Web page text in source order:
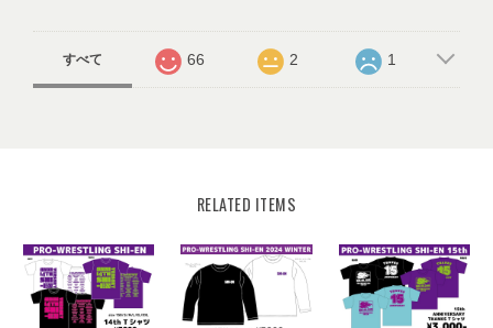
すべて 66 2 1
RELATED ITEMS